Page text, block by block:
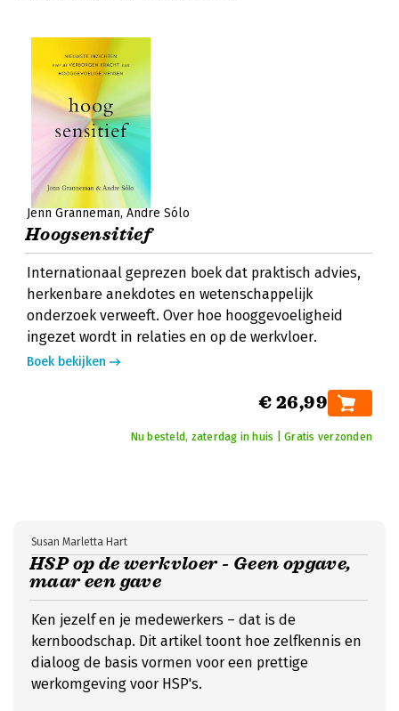
Jenn Granneman Andre Sólo
Hoogsensitief
Internationaal geprezen boek dat praktisch advies,
herkenbare anekdotes en wetenschappelijk
onderzoek verweeft. Over hoe hooggevoeligheid
ingezet wordt in relaties en op de werkvloer.
Boek bekijken
€ 26,99
Nu besteld, zaterdag in huis | Gratis verzonden
HSP op de werkvloer - Geen opgave,
maar een gave
Susan Marletta Hart
Ken jezelf en je medewerkers – dat is de
kernboodschap. Dit artikel toont hoe zelfkennis en
dialoog de basis vormen voor een prettige
werkomgeving voor HSP's.